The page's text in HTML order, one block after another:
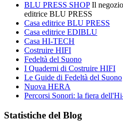
BLU PRESS SHOPIl negozio
editrice BLU PRESS
Casa editrice BLU PRESS
Casa editrice EDIBLU
Casa HI-TECH
Costruire HIFI
Fedeltà del Suono
I Quaderni di Costruire HIFI
Le Guide di Fedeltà del Suono
Nuova HERA
Percorsi Sonori: la fiera
Statistiche del Blog